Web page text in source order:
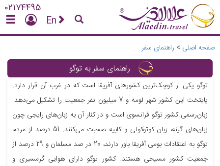
02174495
En
صفحه اصلی > راهنمای سفر
راهنمای سفر به توگو
توگو یکی از کوچک‌ترین کشورهای آفریقا است که در غرب آن قرار دارد.
پایتخت این کشور شهر لومه و 7 میلیون نفر جمعیت را تشکیل می‌دهد.
زبان‌رسمی کشور توگو فرانسوی است و در کنار آن به زبان‌های رایجی چون
زبان‌های گینه، زبان کوتوکولی و کابیه صحبت می‌کنند. 51 درصد از مردم
توگو به اعتقادات بومی آفریقا باور دارند، 20 در صد مسلمان و 29 درصد از
جمعیت کشور مسیحی هستند. کشور توگو دارای هوایی گرمسیری و